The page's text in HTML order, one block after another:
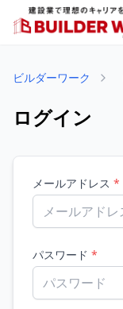
ビルダーワーク
ログイン
メールアドレス *
パスワード *